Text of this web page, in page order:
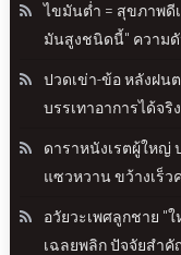
ไขมันต่ำ = สุขภาพดี
มันสูงชนิดนี้" ความ
ปวดเข่า-ข้อ หลังฝน
บรรเทาอาการได้จริ
ดาราหนังเรตผู้ใหญ่
แซวหวาน ขว้างเร็ว
อวัยวะเพศลูกชาย "
เฉลยพลิก ปัจจัยสำ